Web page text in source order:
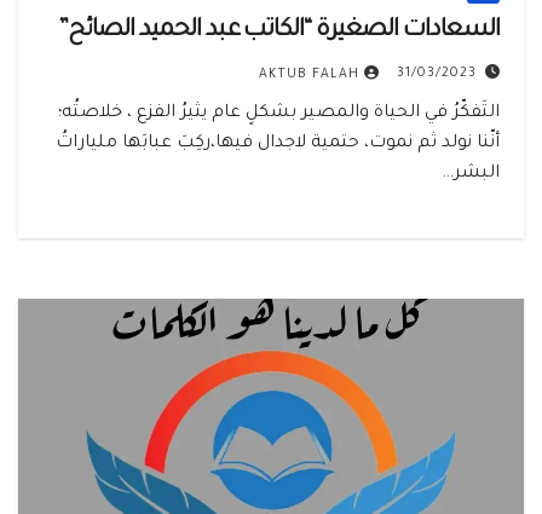
السعادات الصغيرة “الكاتب عبد الحميد الصائح”
31/03/2023
AKTUB FALAH
التَفكّرُ في الحياة والمصير بشكلٍ عام يثيرُ الفزع ، خلاصتُه؛
أنّنا نولد ثم نموت، حتمية لاجدال فيها،ركِبَ عبابَها ملياراتُ
البشر…